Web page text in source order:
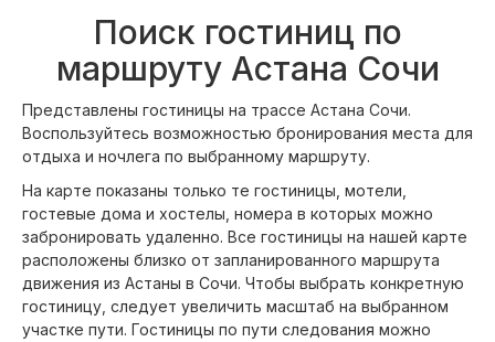
Поиск гостиниц по
маршруту Астана Сочи
Представлены гостиницы на трассе Астана Сочи.
Воспользуйтесь возможностью бронирования места для
отдыха и ночлега по выбранному маршруту.
На карте показаны только те гостиницы, мотели,
гостевые дома и хостелы, номера в которых можно
забронировать удаленно. Все гостиницы на нашей карте
расположены близко от запланированного маршрута
движения из Астаны в Сочи. Чтобы выбрать конкретную
гостиницу, следует увеличить масштаб на выбранном
участке пути. Гостиницы по пути следования можно